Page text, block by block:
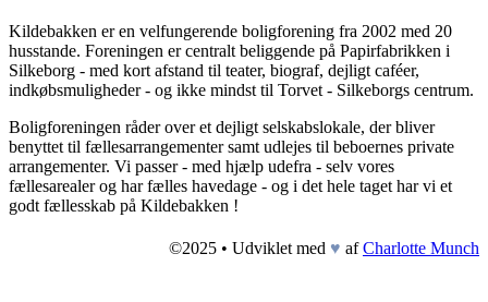
Kildebakken er en velfungerende boligforening fra 2002 med 20
husstande. Foreningen er centralt beliggende på Papirfabrikken i
Silkeborg - med kort afstand til teater, biograf, dejligt caféer,
indkøbsmuligheder - og ikke mindst til Torvet - Silkeborgs centrum.
Boligforeningen råder over et dejligt selskabslokale, der bliver
benyttet til fællesarrangementer samt udlejes til beboernes private
arrangementer. Vi passer - med hjælp udefra - selv vores
fællesarealer og har fælles havedage - og i det hele taget har vi et
godt fællesskab på Kildebakken !
©2025 • Udviklet med ♥ afCharlotte Munch